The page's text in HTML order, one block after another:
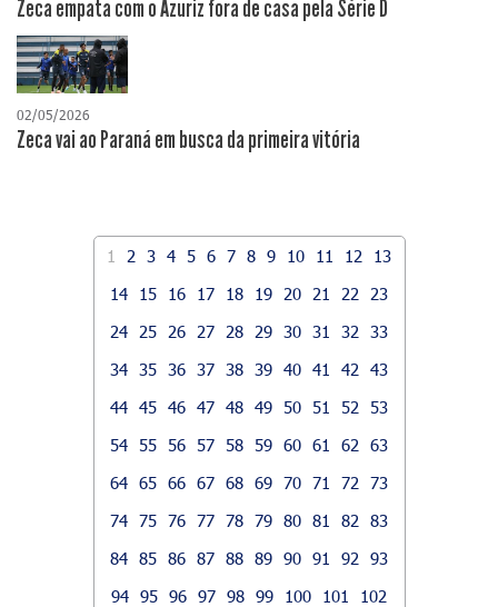
Zeca empata com o Azuriz fora de casa pela Série D
02/05/2026
Zeca vai ao Paraná em busca da primeira vitória
1 2 3 4 5 6 7 8 9 10 11 12
13
14
15 16 17 18 19 20 21 22
23
24
25 26 27 28 29 30 31 32
33
34
35 36 37 38 39 40 41 42
43
44 45 46 47 48 49 50 51 52
53
54
55 56 57 58 59 60 61 62
63
64 65 66 67 68 69 70 71 72
73
74 75 76 77 78 79 80 81 82
83
84 85 86 87 88 89 90 91 92
93
94 95 96 97 98 99 100 101
102